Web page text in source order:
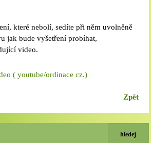
které nebolí, sedíte při něm uvolněně
jak bude vyšetření probíhat,
video.
( youtube/ordinace cz.)
Zpět